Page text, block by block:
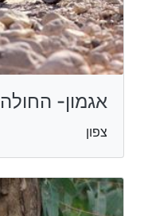
אגמון- החולה
צפון